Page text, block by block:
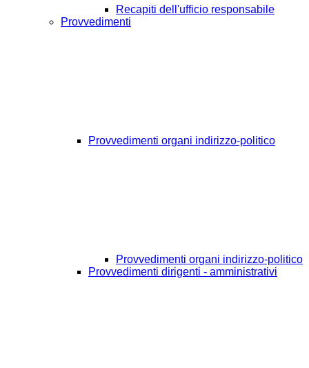
Recapiti dell'ufficio responsabile
Provvedimenti
Provvedimenti organi indirizzo-politico
Provvedimenti organi indirizzo-politico
Provvedimenti dirigenti - amministrativi